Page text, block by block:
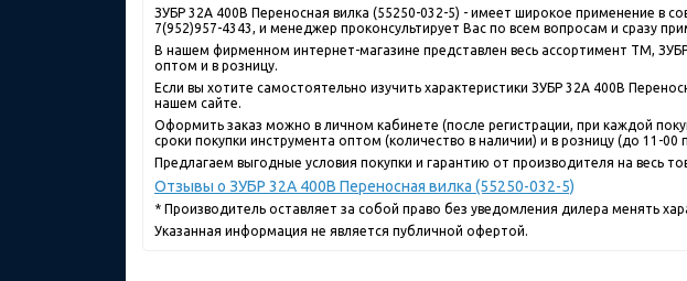
ЗУБР 32A 400В Переносная вилка (55250-032-5) - имеет широкое применение в
7(952)957-4343, и менеджер проконсультирует Вас по всем вопросам и сразу
В нашем фирменном интернет-магазине представлен весь ассортимент ТМ, ЗУБР,
оптом и в розницу.
Если вы хотите самостоятельно изучить характеристики ЗУБР 32A 400В
нашем сайте.
Оформить заказ можно в личном кабинете (после регистрации, при каждой
сроки покупки инструмента оптом (количество в наличии) и в розницу (до 11-
Предлагаем выгодные условия покупки и гарантию от производителя на весь
Отзывы о ЗУБР 32A 400В Переносная вилка (55250-032-5)
* Производитель оставляет за собой право без уведомления дилера менять
Указанная информация не является публичной офертой.